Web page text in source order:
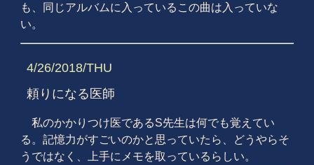
も、同じアルバムに入っているこの曲は入っていな
い。
4/26/2018/THU
頼りになる医師
私のかかりつけ医であるS先生は何でも覚えてい
る。記憶力がすごいのかと思っていたら、どうやらそ
うではなく、上手にメモを取っているらしい。